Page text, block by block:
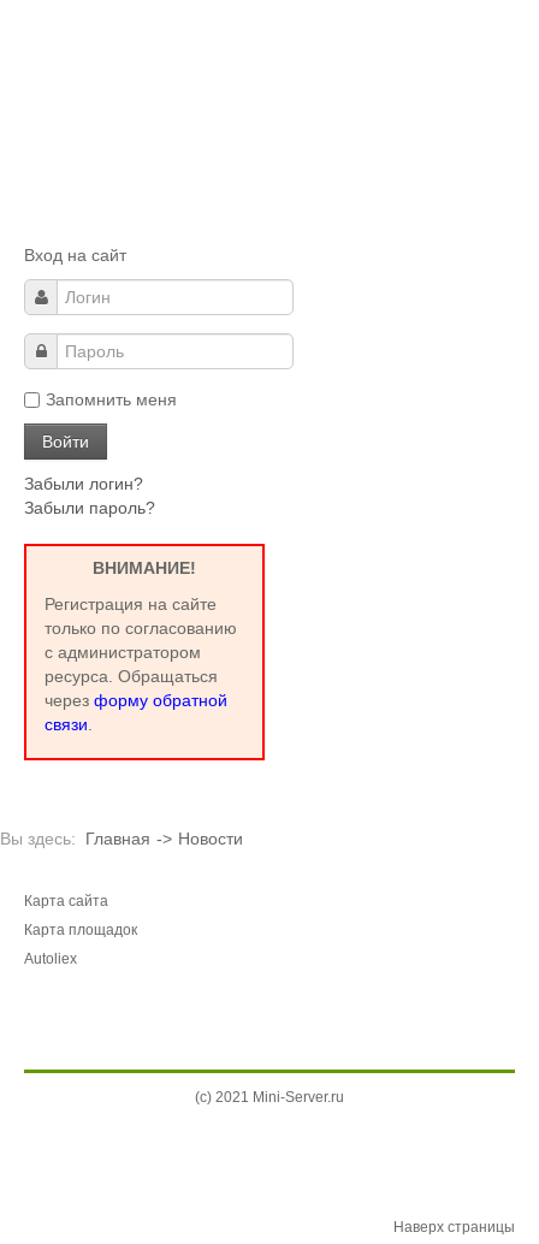
Вход на сайт
Запомнить меня
Забыли логин?
Забыли пароль?
ВНИМАНИЕ!
Регистрация на сайте
только по согласованию
с администратором
ресурса. Обращаться
через форму обратной
связи
Вы здесь: Главная -> Новости
Карта сайта
Карта площадок
Autoliex
(c) 2021 Mini-Server.ru
Наверх страницы